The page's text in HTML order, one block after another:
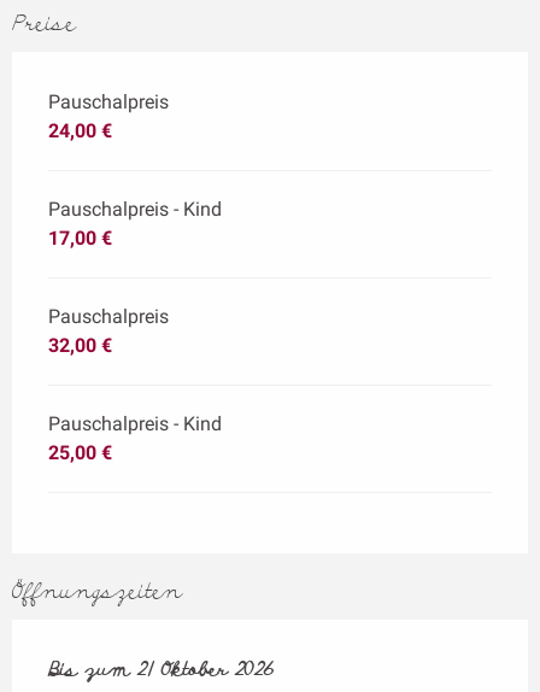
Preise
Pauschalpreis
24,00 €
Pauschalpreis - Kind
17,00 €
Pauschalpreis
32,00 €
Pauschalpreis - Kind
25,00 €
Öffnungszeiten
vom8 Juli 2026bis zum
Bis zum21 Oktober 2026